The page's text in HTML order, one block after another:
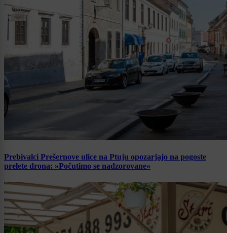
Prebivalci Prešernove ulice na Ptuju opozarjajo na pogoste
prelete drona: »Počutimo se nadzorovane«